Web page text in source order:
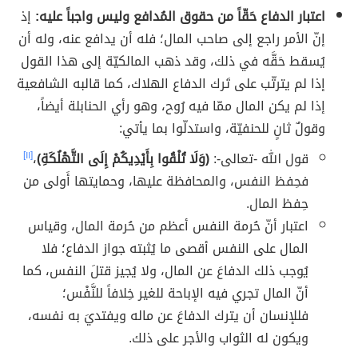
اعتبار الدفاع حَقّاً من حقوق المُدافع وليس واجباً عليه: إذ
إنّ الأمر راجع إلى صاحب المال؛ فله أن يدافع عنه، وله أن
يُسقط حَقَّه في ذلك، وقد ذهب المالكيّة إلى هذا القول
إذا لم يترتّب على تَرك الدفاع الهلاك، كما قالبه الشافعية
إذا لم يكن المال ممّا فيه رُوح، وهو رأي الحنابلة أيضاً،
وقولٌ ثانٍ للحنفيّة، واستدلّوا بما يأتي:
قول الله -تعالى-:(وَلَا تُلْقُوا بِأَيْدِيكُمْ إِلَى التَّهْلُكَةِ)،[١١]
فحِفظ النفس، والمحافظة عليها، وحمايتها أَولى من
حِفظ المال.
اعتبار أنّ حُرمة النفس أعظم من حُرمة المال، وقياس
المال على النفس أقصى ما يُثبته جواز الدفاع؛ فلا
يُوجب ذلك الدفاعَ عن المال، ولا يُجيز قتلَ النفس، كما
أنّ المال تجري فيه الإباحة للغير خِلافاً للنَّفْس؛
فللإنسان أن يترك الدفاعَ عن ماله ويفتديَ به نفسه،
ويكون له الثواب والأجر على ذلك.